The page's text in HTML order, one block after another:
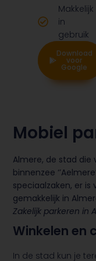
Makkelijk
in
gebruik
Download
voor
Apple
Download
voor
Google
Mobiel
Almere, de stad die
binnenzee
speciaalzaken, er is
gemakkelijk in
Zakelijk parkeren in
Winkelen en
In de stad kun je